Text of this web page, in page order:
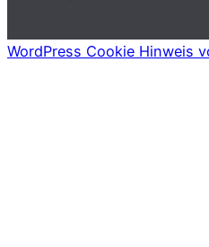
WordPress Cookie Hinweis